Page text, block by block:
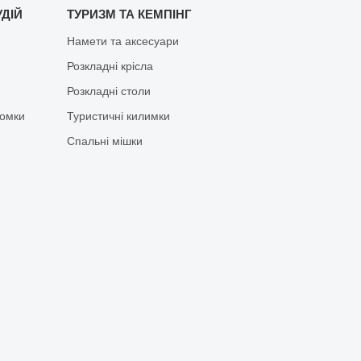
ТУРИЗМ ТА КЕМПІНГ
Намети та аксесуари
Розкладні крісла
Розкладні столи
Туристичні килимки
Спальні мішки